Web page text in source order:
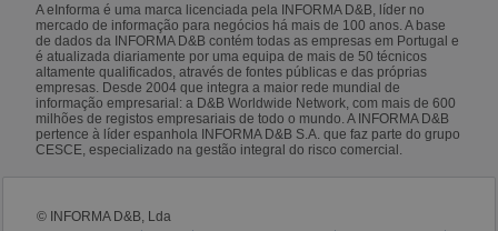
A eInforma é uma marca licenciada pela INFORMA D&B, líder no
mercado de informação para negócios há mais de 100 anos. A base
de dados da INFORMA D&B contém todas as empresas em Portugal e
é atualizada diariamente por uma equipa de mais de 50 técnicos
altamente qualificados, através de fontes públicas e das próprias
empresas. Desde 2004 que integra a maior rede mundial de
informação empresarial: a D&B Worldwide Network, com mais de 600
milhões de registos empresariais de todo o mundo. A INFORMA D&B
pertence à líder espanhola INFORMA D&B S.A. que faz parte do grupo
CESCE, especializado na gestão integral do risco comercial.
© INFORMA D&B, Lda